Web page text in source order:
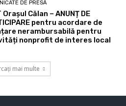
DE PRESĂ
Orașul Călan – ANUNȚ DE
pentru acordare de
nerambursabilă pentru
nonprofit de interes local
mai multe